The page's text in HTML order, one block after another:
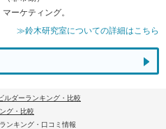
ーケティング。
≫鈴木研究室についての詳細はこちら
ルダーランキング・比較
グ・比較
ンキング・口コミ情報